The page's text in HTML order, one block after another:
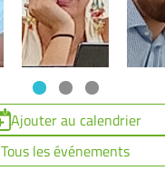
Ajouter au calendrier
Tous les événements